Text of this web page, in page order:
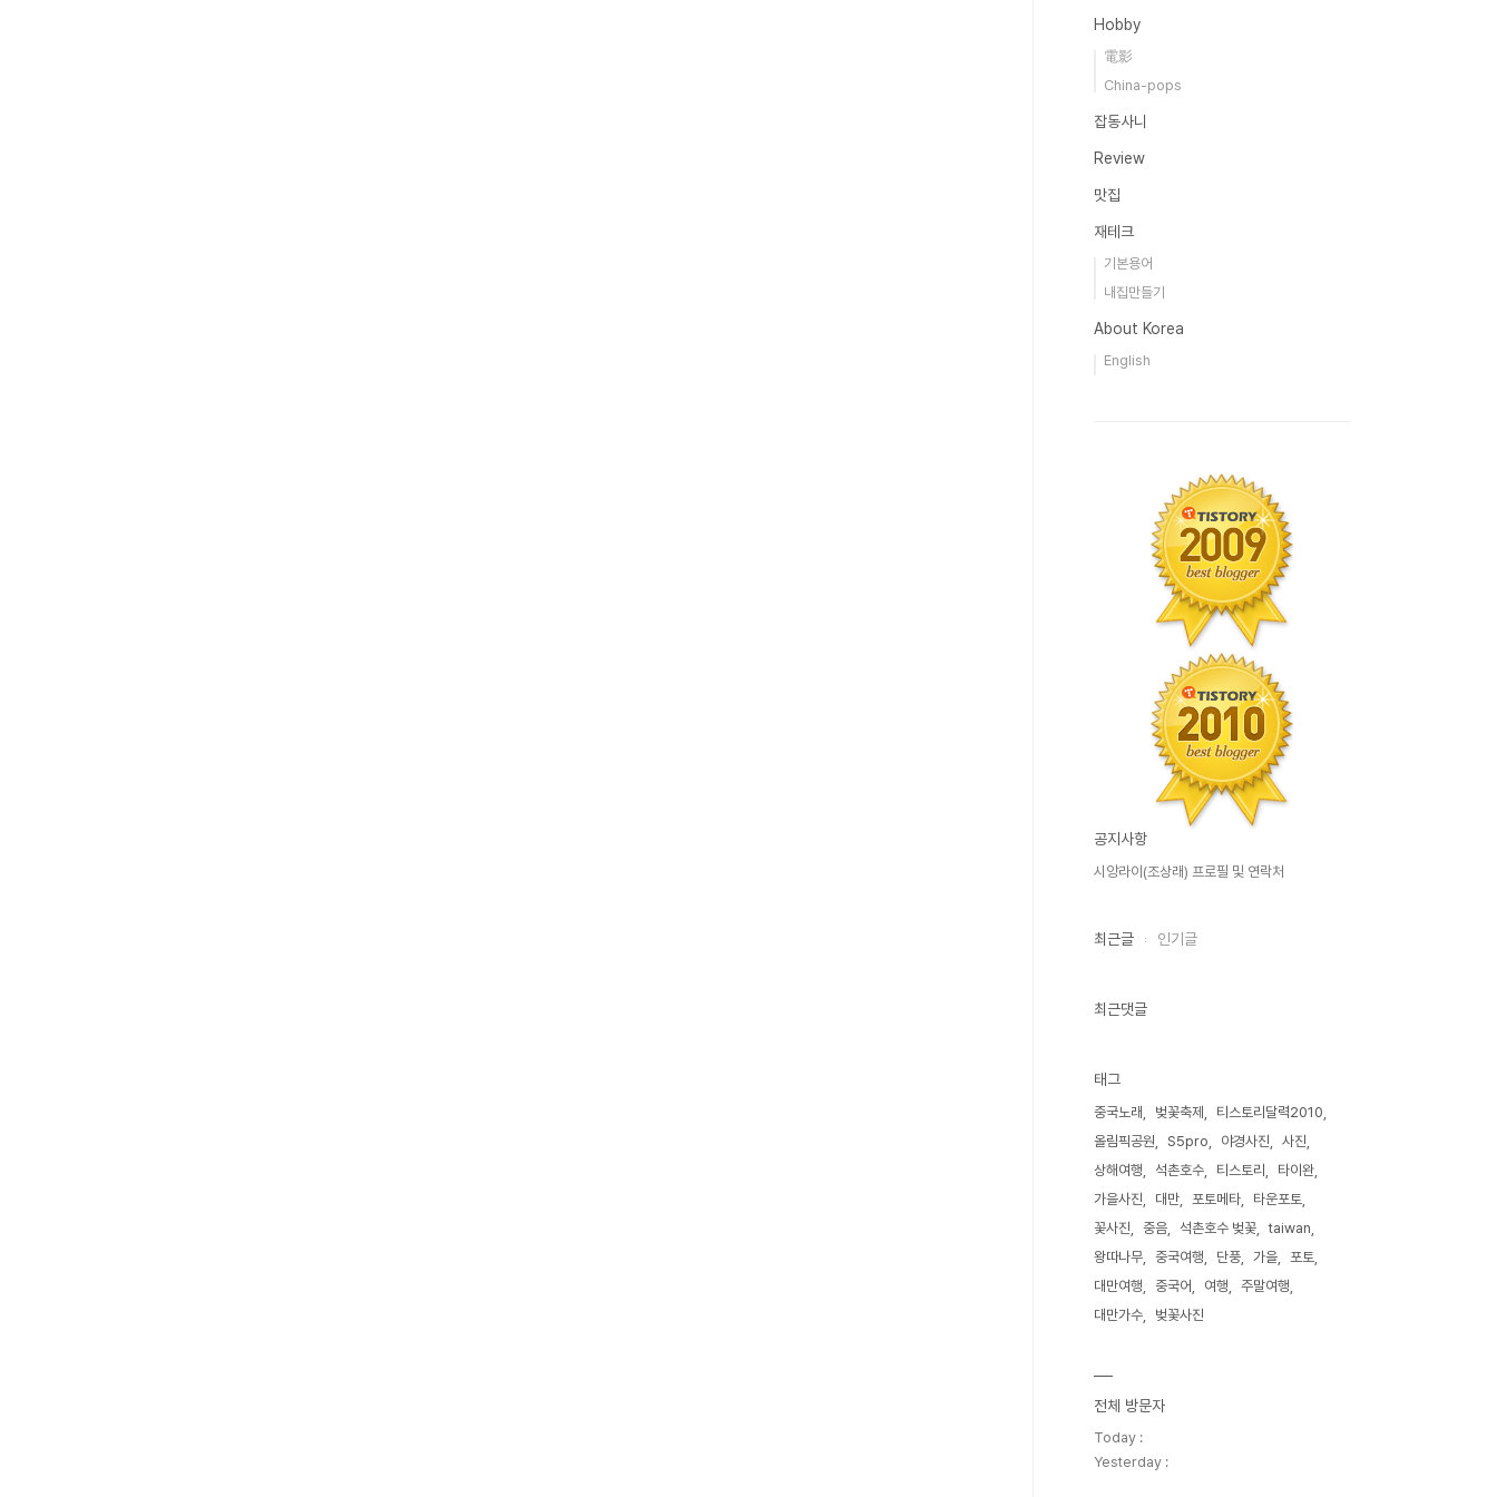
Hobby
電影
China-pops
잡동사니
Review
맛집
재테크
기본용어
내집만들기
About Korea
English
공지사항
시앙라이(조상래) 프로필 및 연락처
최근글 인기글
최근댓글
태그
중국노래 벚꽃축제
티스토리달력2010
올림픽공원
S5pro 야경사진
사진
상해여행
석촌호수 티스토리
타이완
가을사진
대만 포토메타
타운포토
꽃사진
중음 석촌호수 벚꽃
taiwan
왕따나무
중국여행 단풍 가을
포토
대만여행
중국어 여행
주말여행
대만가수
벚꽃사진
전체 방문자
Today :
Yesterday :